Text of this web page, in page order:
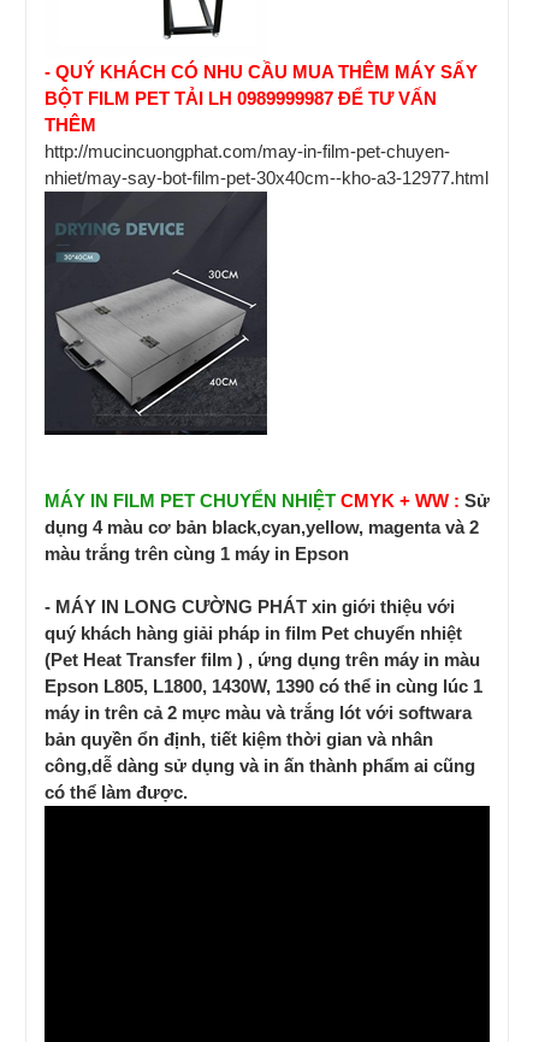
- QUÝ KHÁCH CÓ NHU CẦU MUA THÊM MÁY SẤY
BỘT FILM PET TẢI LH 0989999987 ĐỂ TƯ VẤN
THÊM
http://mucincuongphat.com/may-in-film-pet-chuyen-
nhiet/may-say-bot-film-pet-30x40cm--kho-a3-12977.html
MÁY IN FILM PET CHUYỂN NHIỆT CMYK + WW : Sử
dụng 4 màu cơ bản black,cyan,yellow, magenta và 2
màu trắng trên cùng 1 máy in Epson
- MÁY IN LONG CƯỜNG PHÁT xin giới thiệu với
quý khách hàng giải pháp in film Pet chuyển nhiệt
(Pet Heat Transfer film ) , ứng dụng trên máy in màu
Epson L805, L1800, 1430W, 1390 có thể in cùng lúc 1
máy in trên cả 2 mực màu và trắng lót với softwara
bản quyền ổn định, tiết kiệm thời gian và nhân
công,dễ dàng sử dụng và in ấn thành phẩm ai cũng
có thể làm được.